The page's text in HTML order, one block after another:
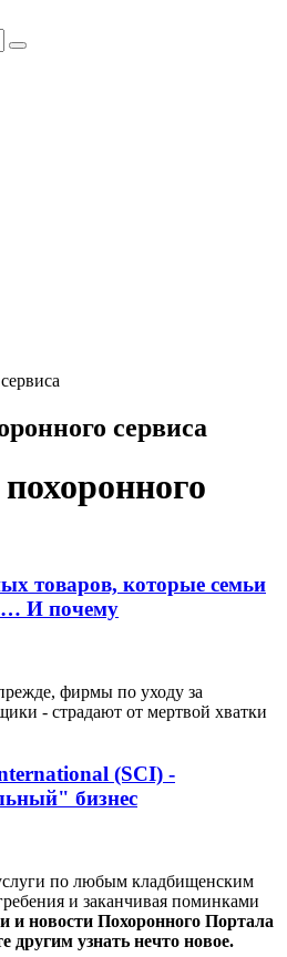
сервиса
товаров, которые семьи
… И почему
фирмы по уходу за
- страдают от мертвой хватки
(SCI) -
бизнес
по любым кладбищенским
и заканчивая поминками
и новости Похоронного Портала
другим узнать нечто новое.